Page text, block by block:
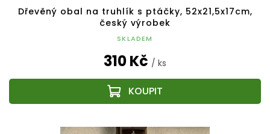
Dřevěný obal na truhlík s ptáčky, 52x21,5x17cm,
český výrobek
SKLADEM
310 Kč / ks